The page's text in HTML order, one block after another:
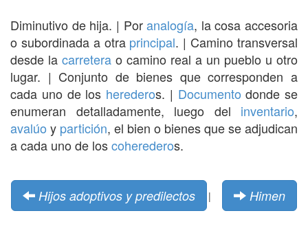
Diminutivo de hija. | Poranalogía, la cosa accesoria
o subordinada a otra principal. | Camino transversal
desde la carretera o camino real a un pueblo u otro
lugar. | Conjunto de bienes que corresponden a
cada uno de los herederos. | Documento donde se
enumeran detalladamente, luego del inventario,
avalúo y partición, el bien o bienes que se adjudican
a cada uno de loscoherederos.
Hijos adoptivos y predilectos | Himen